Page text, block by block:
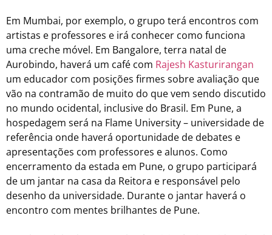
Em Mumbai, por exemplo, o grupo terá encontros com
artistas e professores e irá conhecer como funciona
uma creche móvel. Em Bangalore, terra natal de
Aurobindo, haverá um café com Rajesh Kasturirangan
um educador com posições firmes sobre avaliação que
vão na contramão de muito do que vem sendo discutido
no mundo ocidental, inclusive do Brasil. Em Pune, a
hospedagem será na Flame University – universidade de
referência onde haverá oportunidade de debates e
apresentações com professores e alunos. Como
encerramento da estada em Pune, o grupo participará
de um jantar na casa da Reitora e responsável pelo
desenho da universidade. Durante o jantar haverá o
encontro com mentes brilhantes de Pune.